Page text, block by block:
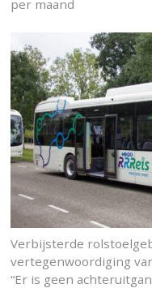
per maand
Verbijsterde
vertegenwoordiging
“Er is geen